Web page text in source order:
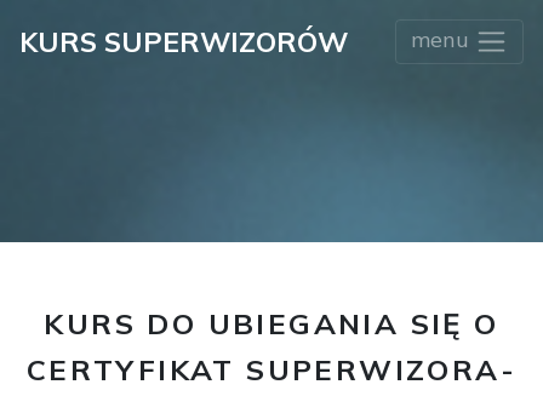
KURS SUPERWIZORÓW menu
KURS DO UBIEGANIA SIĘ O
CERTYFIKAT SUPERWIZORA-